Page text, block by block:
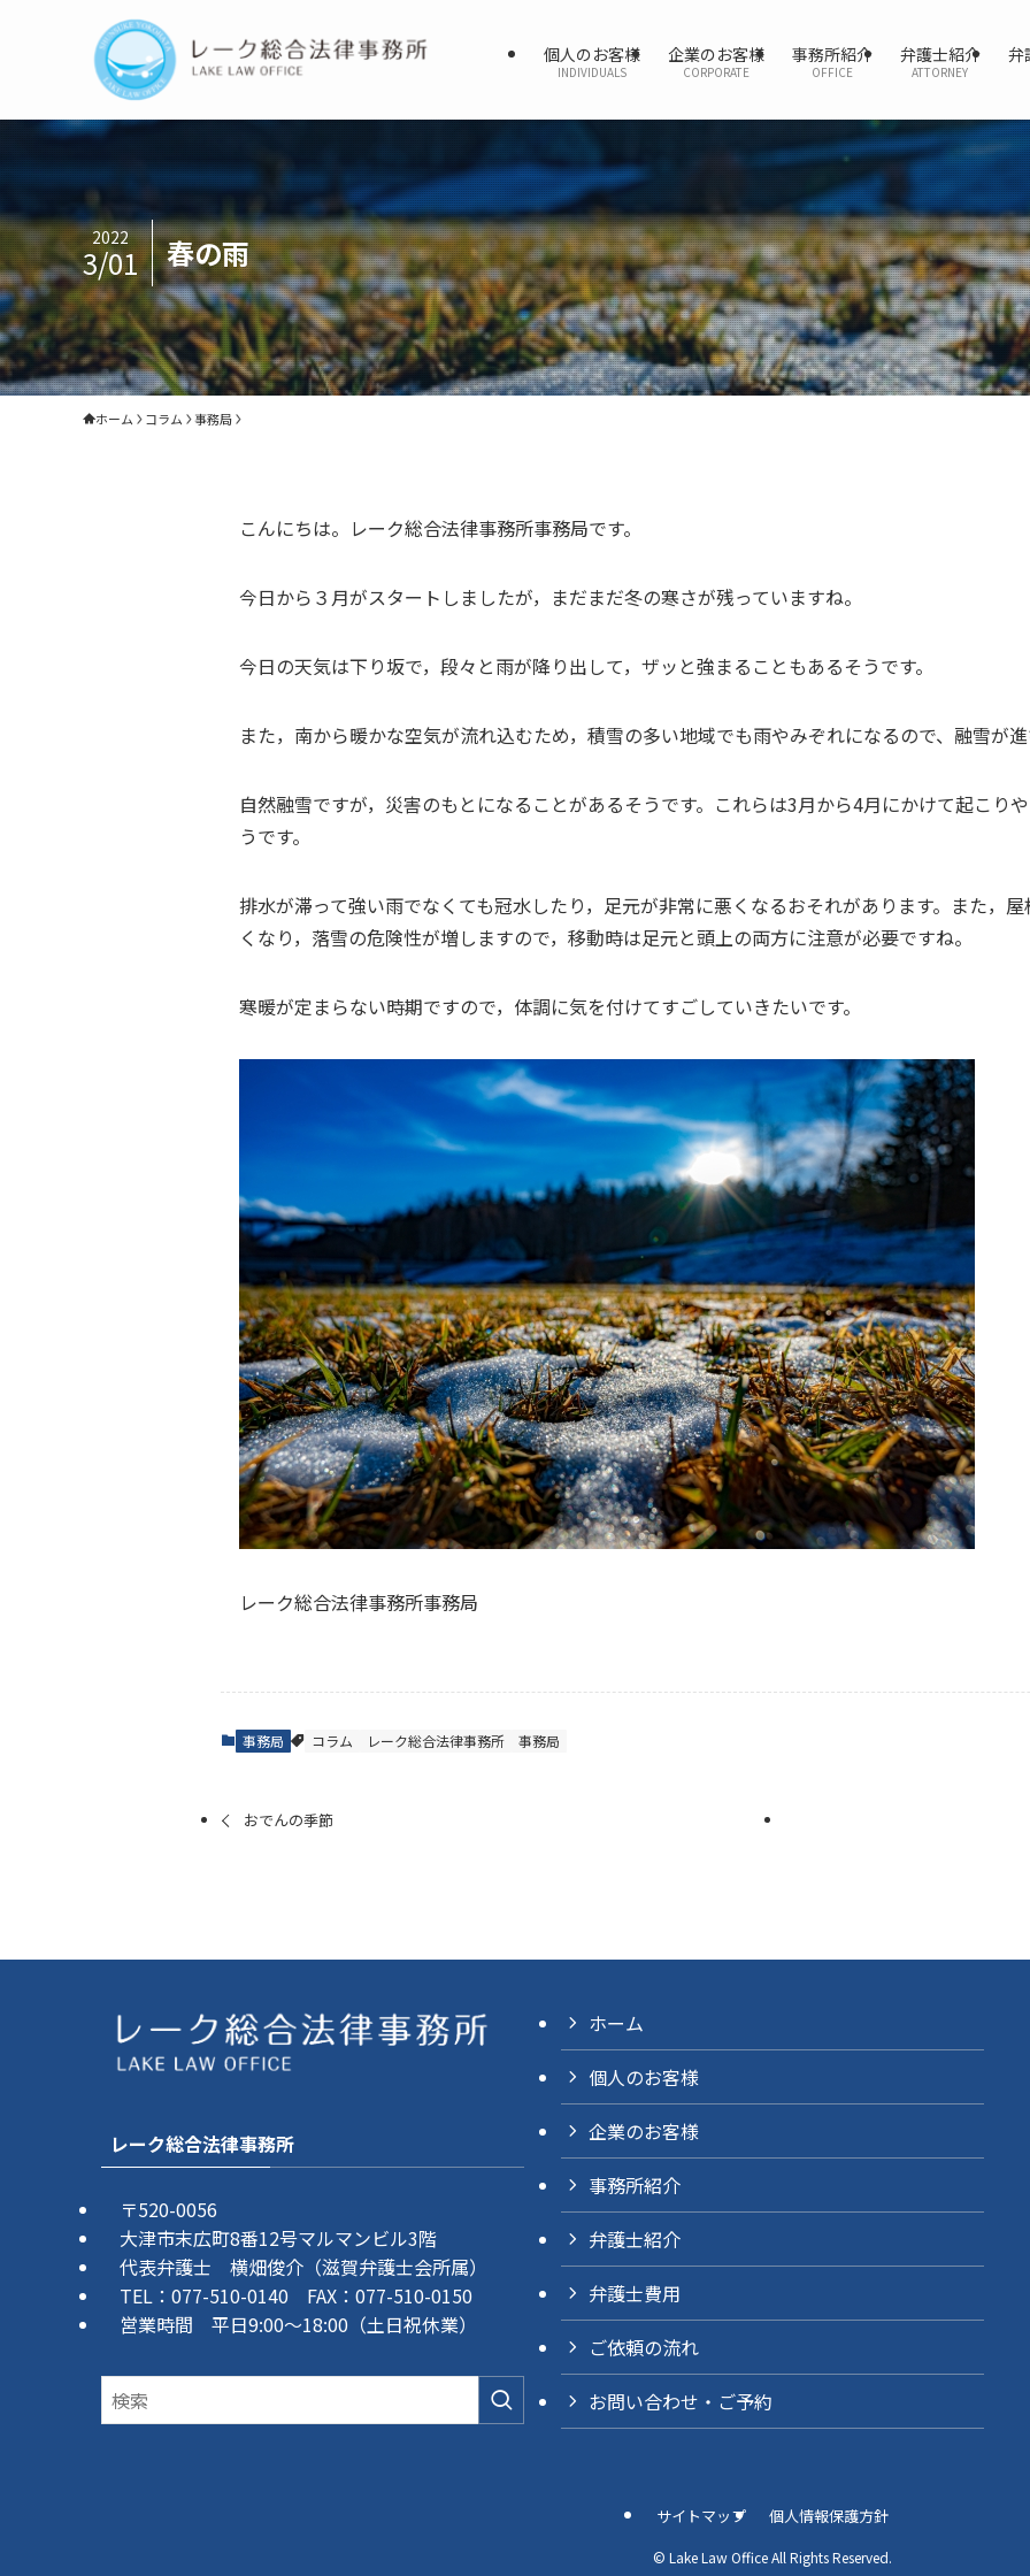
個人のお客様
INDIVIDUALS
企業のお客様
CORPORATE
事務所紹介
OFFICE
弁護士紹介
ATTORNEY
弁
春の雨
2022
3/01
ホーム コラム 事務局
こんにちは。レーク総合法律事務所事務局です。
今日から３月がスタートしましたが，まだまだ冬の寒さが残っていますね。
今日の天気は下り坂で，段々と雨が降り出して，ザッと強まることもあるそうです。
また，南から暖かな空気が流れ込むため，積雪の多い地域でも雨やみぞれになるので、融雪が
自然融雪ですが，災害のもとになることがあるそうです。これらは3月から4月にかけて起こり
うです。
排水が滞って強い雨でなくても冠水したり，足元が非常に悪くなるおそれがあります。また，
くなり，落雪の危険性が増しますので，移動時は足元と頭上の両方に注意が必要ですね。
寒暖が定まらない時期ですので，体調に気を付けてすごしていきたいです。
レーク総合法律事務所事務局
事務局 コラム レーク総合法律事務所 事務局
おでんの季節
レーク総合法律事務所
〒520-0056
大津市末広町8番12号マルマンビル3階
代表弁護士 横畑俊介（滋賀弁護士会所属）
TEL：077-510-0140 FAX：077-510-0150
営業時間 平日9:00～18:00（土日祝休業）
ホーム
個人のお客様
企業のお客様
事務所紹介
弁護士紹介
弁護士費用
ご依頼の流れ
お問い合わせ・ご予約
サイトマップ 個人情報保護方針
© Lake Law Office All Rights Reserved.